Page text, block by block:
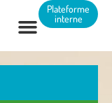
Plateforme
interne